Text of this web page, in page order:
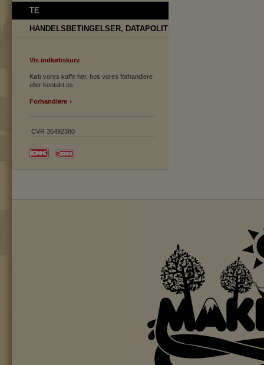
TE
HANDELSBETINGELSER, DATAPOLITIK
Vis indkøbskurv
Køb vores kaffe her, hos vores forhandlere
eller kontakt os.
Forhandlere
CVR 35492380